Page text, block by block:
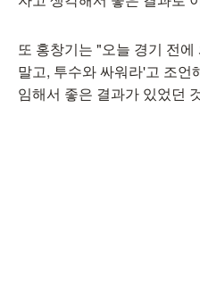
또 홍창기는 "오늘 경기 전
말고, 투수와 싸워라'고 조언
임해서 좋은 결과가 있었던